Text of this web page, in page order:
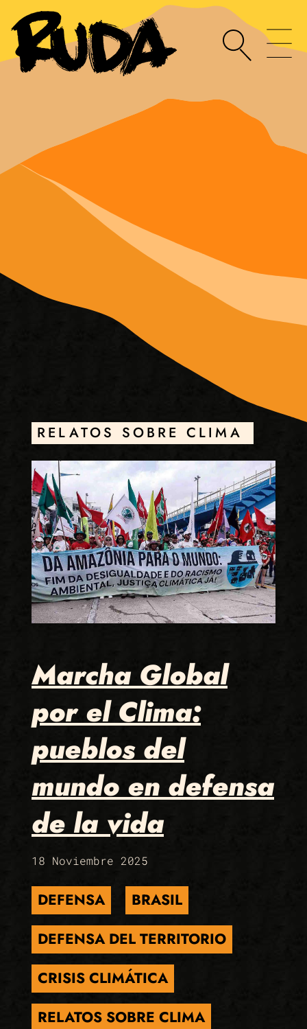
RELATOS SOBRE CLIMA
Marcha Global
por el Clima:
pueblos del
mundo en defensa
de la vida
18 Noviembre 2025
DEFENSA
BRASIL
DEFENSA DEL TERRITORIO
CRISIS CLIMÁTICA
RELATOS SOBRE CLIMA